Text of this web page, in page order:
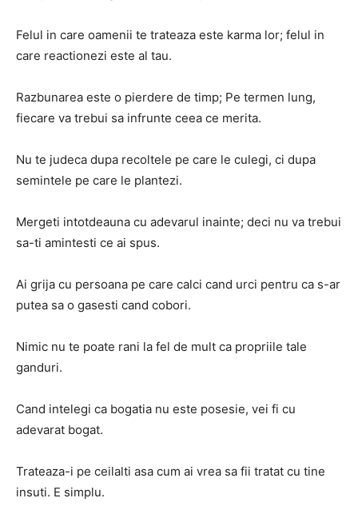
Felul in care oamenii te trateaza este karma lor; felul in
care reactionezi este al tau.
Razbunarea este o pierdere de timp; Pe termen lung,
fiecare va trebui sa infrunte ceea ce merita.
Nu te judeca dupa recoltele pe care le culegi, ci dupa
semintele pe care le plantezi.
Mergeti intotdeauna cu adevarul inainte; deci nu va trebui
sa-ti amintesti ce ai spus.
Ai grija cu persoana pe care calci cand urci pentru ca s-ar
putea sa o gasesti cand cobori.
Nimic nu te poate rani la fel de mult ca propriile tale
ganduri.
Cand intelegi ca bogatia nu este posesie, vei fi cu
adevarat bogat.
Trateaza-i pe ceilalti asa cum ai vrea sa fii tratat cu tine
insuti. E simplu.